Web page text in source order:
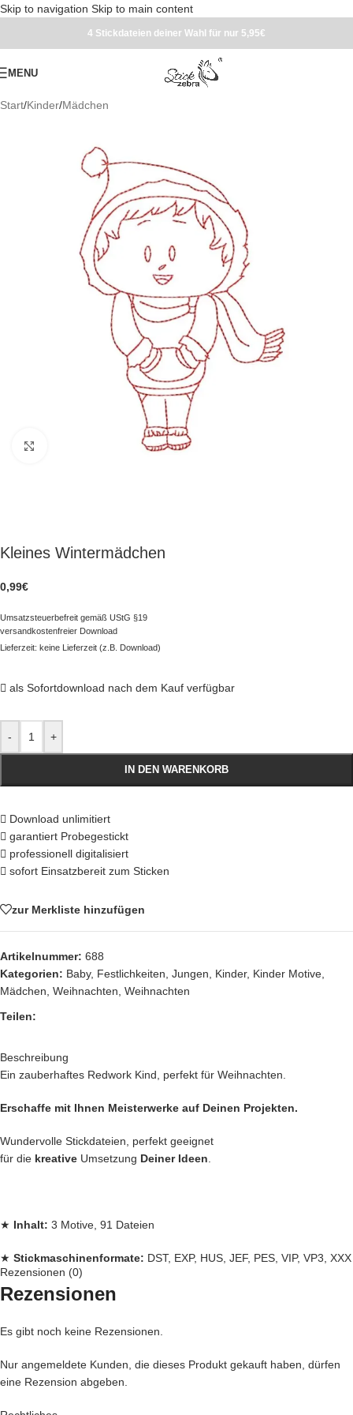
Skip to navigation Skip to main content
4 Stickdateien deiner Wahl für nur 5,95€
MENU
Start/Kinder/Mädchen
zum Vergrößern klicken
Kleines Wintermädchen
0,99€
Umsatzsteuerbefreit gemäß UStG §19
versandkostenfreier Download
Lieferzeit: keine Lieferzeit (z.B. Download)
als Sofortdownload nach dem Kauf verfügbar
- +
IN DEN WARENKORB
Download unlimitiert
garantiert Probegestickt
professionell digitalisiert
sofort Einsatzbereit zum Sticken
zur Merkliste hinzufügen
Artikelnummer: 688
Kategorien: Baby, Festlichkeiten Jungen Kinder, Kinder Motive
Mädchen Weihnachten Weihnachten
Teilen:
Beschreibung
Ein zauberhaftes Redwork Kind, perfekt für Weihnachten.
Erschaffe mit Ihnen Meisterwerke auf Deinen Projekten.
Wundervolle Stickdateien, perfekt geeignet
für die kreative Umsetzung Deiner Ideen
★ Inhalt: 3 Motive, 91 Dateien
★ Stickmaschinenformate: DST, EXP, HUS, JEF, PES, VIP, VP3, XXX
★Rahmengrößen:10×10, 13×18 und 16×26
liefern getestet.
Rezensionen (0)
Rezensionen
Es gibt noch keine Rezensionen.
Nur angemeldete Kunden, die dieses Produkt gekauft haben, dürfen
eine Rezension abgeben.